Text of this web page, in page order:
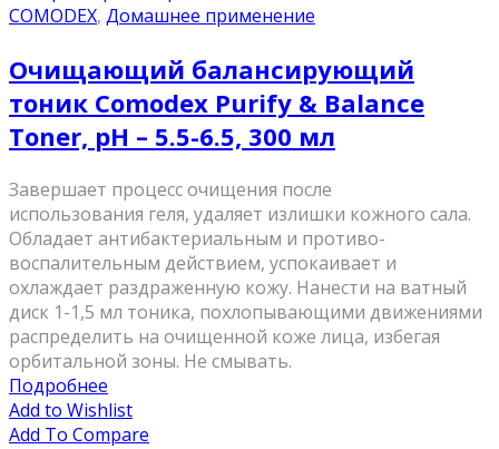
COMODEX, Домашнее применение
Очищающий балансирующий
тоник Comodex Purify & Balance
Toner, pН – 5.5-6.5, 300 мл
Завершает процесс очищения после
использования геля, удаляет излишки кожного сала.
Обладает антибактериальным и противо-
воспалительным действием, успокаивает и
охлаждает раздраженную кожу. Нанести на ватный
диск 1-1,5 мл тоника, похлопывающими движениями
распределить на очищенной коже лица, избегая
орбитальной зоны. Не смывать.
Подробнее
Add to Wishlist
Add To Compare